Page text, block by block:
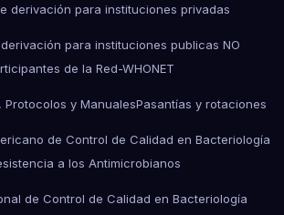
derivación para instituciones privadas
para instituciones publicas NO
de la Red-WHONET
Protocolos y ManualesPasantías y rotaciones
de Control de Calidad en Bacteriología
a los Antimicrobianos
de Control de Calidad en Bacteriología